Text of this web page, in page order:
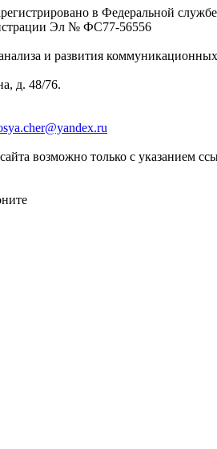
в Федеральной
Эл № ФC77-56556
и развития
д. 48/76.
возможно только с указанием